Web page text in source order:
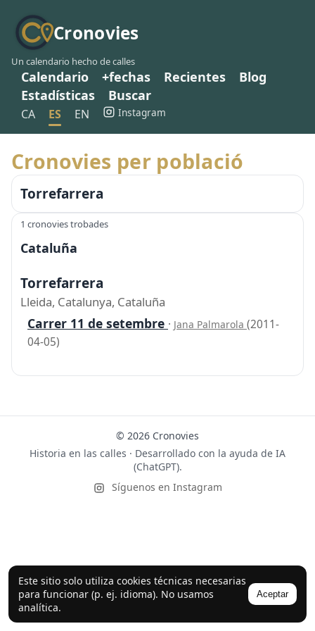
Cronovies
Un calendario hecho de calles
Calendario +fechas Recientes
Blog
Estadísticas
Buscar
CA ES EN Instagram
Este sitio solo utiliza cookies técnicas necesarias
para funcionar (p. ej. idioma). No usamos
analítica.
Aceptar
Cronovies per població
Torrefarrera
1 cronovies trobades
Cataluña
Torrefarrera
Lleida, Catalunya, Cataluña
Carrer 11 de setembre · Jana Palmarola (2011-
04-05)
© 2026 Cronovies
Historia en las calles · Desarrollado con la ayuda de IA
(ChatGPT).
Síguenos en Instagram